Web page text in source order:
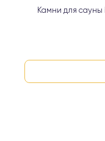
Камни для сауны